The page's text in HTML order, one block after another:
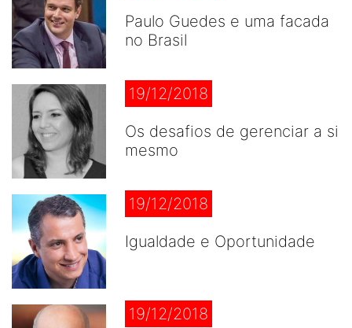
Paulo Guedes e uma facada
no Brasil
19/12/2018
Os desafios de gerenciar a si
mesmo
19/12/2018
Igualdade e Oportunidade
19/12/2018